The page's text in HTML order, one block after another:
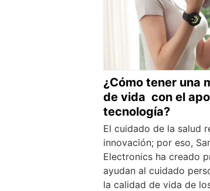
¿Cómo tener una
de vida con el
tecnología?
El cuidado de la salud
innovación; por eso,
Electronics ha creado
ayudan al cuidado
la calidad de vida de